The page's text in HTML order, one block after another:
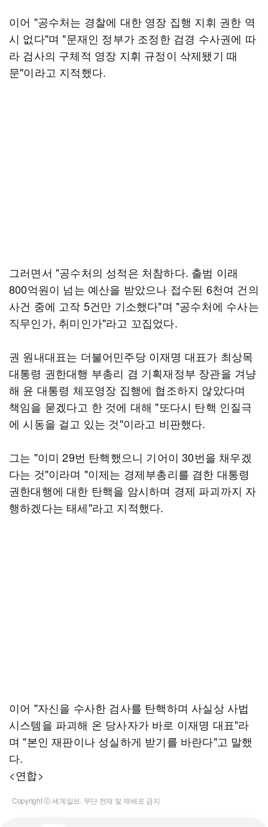
이어 "공수처는 경찰에 대한 영장 집행 지휘 권한 역
시 없다"며 "문재인 정부가 조정한 검경 수사권에 따
라 검사의 구체적 영장 지휘 규정이 삭제됐기 때
문"이라고 지적했다.
그러면서 "공수처의 성적은 처참하다. 출범 이래
800억원이 넘는 예산을 받았으나 접수된 6천여 건의
사건 중에 고작 5건만 기소했다"며 "공수처에 수사는
직무인가, 취미인가"라고 꼬집었다.
권 원내대표는 더불어민주당 이재명 대표가 최상목
대통령 권한대행 부총리 겸 기획재정부 장관을 겨냥
해 윤 대통령 체포영장 집행에 협조하지 않았다며
책임을 묻겠다고 한 것에 대해 "또다시 탄핵 인질극
에 시동을 걸고 있는 것"이라고 비판했다.
그는 "이미 29번 탄핵했으니 기어이 30번을 채우겠
다는 것"이라며 "이제는 경제부총리를 겸한 대통령
권한대행에 대한 탄핵을 암시하며 경제 파괴까지 자
행하겠다는 태세"라고 지적했다.
이어 "자신을 수사한 검사를 탄핵하며 사실상 사법
시스템을 파괴해 온 당사자가 바로 이재명 대표"라
며 "본인 재판이나 성실하게 받기를 바란다"고 말했
다.
<연합>
Copyright ⓒ 세계일보. 무단 전재 및 재배포 금지